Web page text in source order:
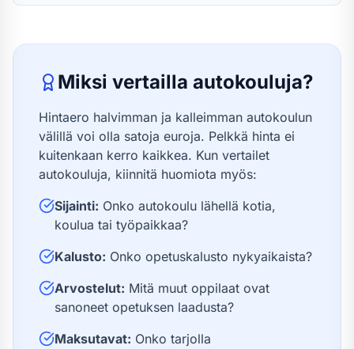
Miksi vertailla autokouluja?
Hintaero halvimman ja kalleimman autokoulun
välillä voi olla satoja euroja. Pelkkä hinta ei
kuitenkaan kerro kaikkea. Kun vertailet
autokouluja, kiinnitä huomiota myös:
Sijainti: Onko autokoulu lähellä kotia,
koulua tai työpaikkaa?
Kalusto: Onko opetuskalusto nykyaikaista?
Arvostelut: Mitä muut oppilaat ovat
sanoneet opetuksen laadusta?
Maksutavat: Onko tarjolla